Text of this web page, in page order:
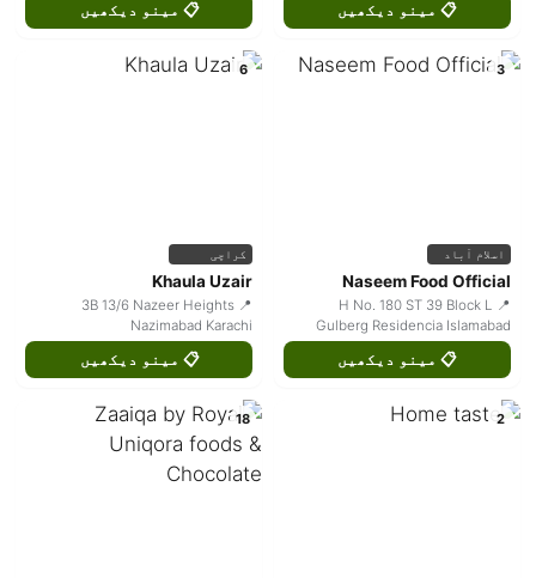
📋 مینو دیکھیں 📋 مینو دیکھیں
3
اسلام آباد
Naseem Food Official
📍 H No. 180 ST 39 Block L
Gulberg Residencia Islamabad
📋 مینو دیکھیں
6
کراچی
Khaula Uzair
📍 3B 13/6 Nazeer Heights
Nazimabad Karachi
📋 مینو دیکھیں
2
18